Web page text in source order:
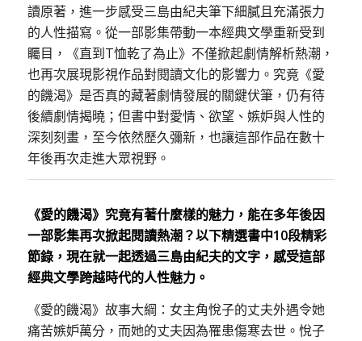
讀原著，進一步感受三島由紀夫筆下細膩且充滿張力
的人性描寫。從一部影集帶動一本經典文學重新受到
矚目，《直到T恤乾了為止》不僅掀起劇情解析熱潮，
也再次展現影視作品對閱讀文化的影響力。究竟《愛
的饑渴》是否真的藏著劇情發展的關鍵伏筆，仍有待
後續劇情揭曉；但書中對愛情、欲望、嫉妒與人性的
深刻刻畫，至今依然歷久彌新，也讓這部作品在數十
年後再次走進大眾視野。
《愛的饑渴》究竟有著什麼樣的魅力，能在多年後因
一部影集再次掀起閱讀熱潮？以下精選書中10段精彩
節錄，現在就一起透過三島由紀夫的文字，感受這部
經典文學跨越時代的人性魅力。
《愛的饑渴》故事大綱：女主角悅子的丈夫外遇令她
痛苦嫉妒萬分，而她的丈夫因為罹患傷寒去世。悅子